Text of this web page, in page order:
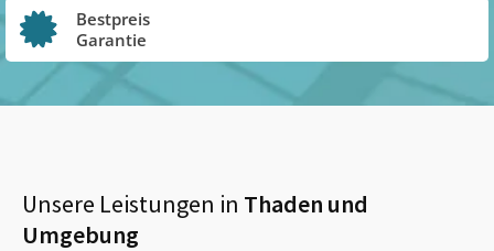
Bestpreis
Garantie
Unsere Leistungen in Thaden und
Umgebung